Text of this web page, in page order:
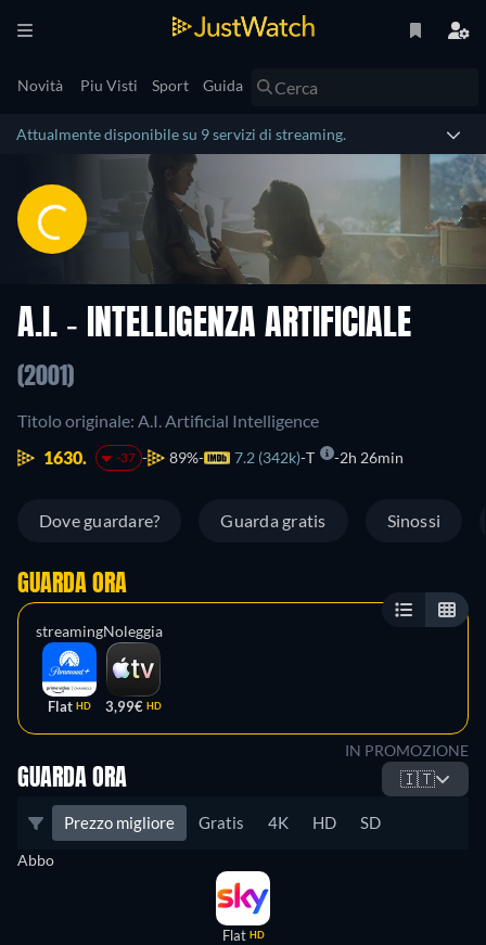
Novità Piu Visti Sport Guida
Attualmente disponibile su 9 servizi di streaming.
A.I. - INTELLIGENZA ARTIFICIALE
(2001)
Titolo originale: A.I. Artificial Intelligence
1630.
-37 89% 7.2 (342k) T 2h 26min
Dove guardare? Guarda gratis Sinossi
GUARDA ORA
streaming
Flat HD
Noleggia
3,99€ HD
IN PROMOZIONE
GUARDA ORA 🇮🇹
Prezzo migliore Gratis 4K HD SD
Abbo
Flat HD